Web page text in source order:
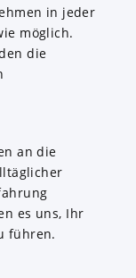
in jeder
möglich.
die
an die
es uns, Ihr
führen.